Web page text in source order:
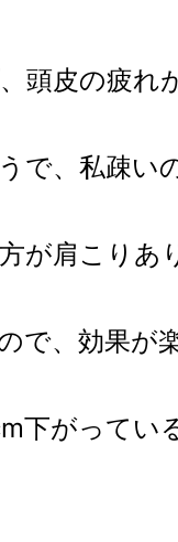
頭皮の疲れ
で、私疎
が肩こりあ
で、効果が
下がってい